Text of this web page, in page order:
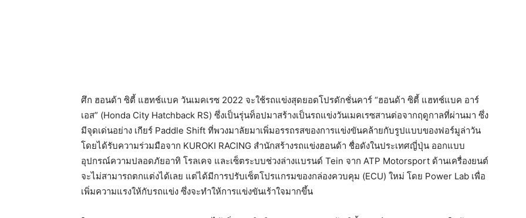
ศึก ฮอนด้า ซิตี้ แฮทช์แบค วันเมคเรซ 2022 จะใช้รถแข่งสุดยอดโปรดักชั่นคาร์ “ฮอนด้า ซิตี้ แฮทช์แบค อาร์
เอส” (Honda City Hatchback RS) ซึ่งเป็นรุ่นท็อปมาสร้างเป็นรถแข่งวันเมคเรซสานต่อจากฤดูกาลที่ผ่านมา ซึ่ง
มีจุดเด่นอย่าง เกียร์ Paddle Shift ที่พวงมาลัยมาเพิ่มอรรถรสของการแข่งขันคล้ายกับรูปแบบของฟอร์มูล่าวัน
โดยได้รับความร่วมมือจาก KUROKI RACING สำนักสร้างรถแข่งฮอนด้า ชื่อดังในประเทศญี่ปุ่น ออกแบบ
อุปกรณ์ความปลอดภัยอาทิ โรลเคจ และเซ็ตระบบช่วงล่างแบรนด์ Tein จาก ATP Motorsport ด้านเครื่องยนต์
จะไม่สามารถตกแต่งได้เลย แต่ได้มีการปรับเซ็ตโปรแกรมของกล่องควบคุม (ECU) ใหม่ โดย Power Lab เพื่อ
เพิ่มความแรงให้กับรถแข่ง ซึ่งจะทำให้การแข่งขันเร้าใจมากขึ้น